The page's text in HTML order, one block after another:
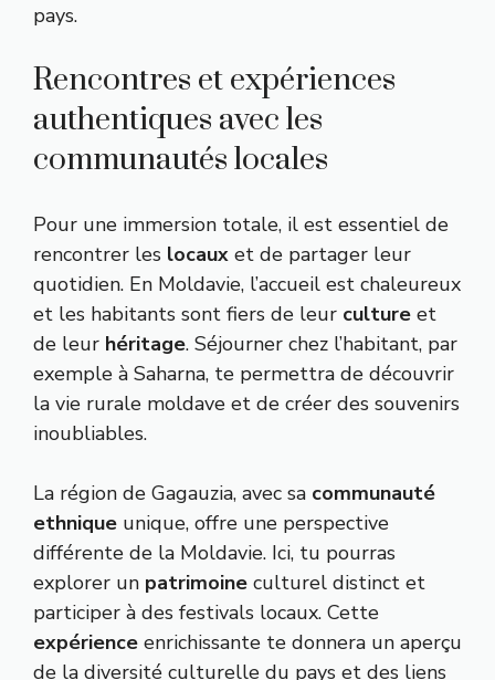
pays.
Rencontres et expériences
authentiques avec les
communautés locales
Pour une immersion totale, il est essentiel de
rencontrer les locaux et de partager leur
quotidien. En Moldavie, l’accueil est chaleureux
et les habitants sont fiers de leur culture et
de leur héritage. Séjourner chez l’habitant, par
exemple à Saharna, te permettra de découvrir
la vie rurale moldave et de créer des souvenirs
inoubliables.
La région de Gagauzia, avec sa communauté
ethnique unique, offre une perspective
différente de la Moldavie. Ici, tu pourras
explorer un patrimoine culturel distinct et
participer à des festivals locaux. Cette
expérience enrichissante te donnera un aperçu
de la diversité culturelle du pays et des liens